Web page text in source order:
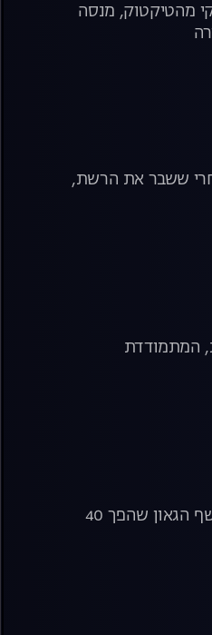
מהטיקטוק, מנסה
ששבר את הרשת,
המתמודדת
האודישנים נמשכים. ריאליטי הבישול בעונה חדשה עם השפים אסף גרניט, מושיק רוט ויוסי שטרית. והפעם: השף הגאון שהפך 40